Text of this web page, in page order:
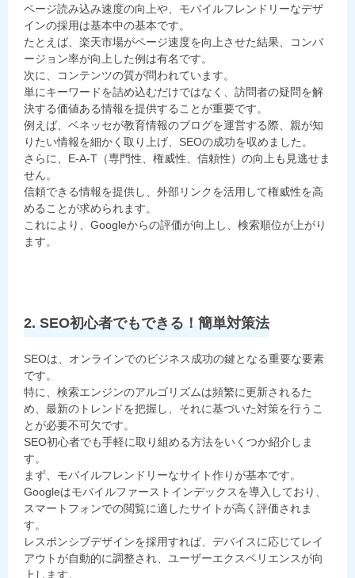
ページ読み込み速度の向上や、モバイルフレンドリーなデザ
インの採用は基本中の基本です。
たとえば、楽天市場がページ速度を向上させた結果、コンバ
ージョン率が向上した例は有名です。
次に、コンテンツの質が問われています。
単にキーワードを詰め込むだけではなく、訪問者の疑問を解
決する価値ある情報を提供することが重要です。
例えば、ベネッセが教育情報のブログを運営する際、親が知
りたい情報を細かく取り上げ、SEOの成功を収めました。
さらに、E-A-T（専門性、権威性、信頼性）の向上も見逃せま
せん。
信頼できる情報を提供し、外部リンクを活用して権威性を高
めることが求められます。
これにより、Googleからの評価が向上し、検索順位が上がり
ます。
2. SEO初心者でもできる！簡単対策法
SEOは、オンラインでのビジネス成功の鍵となる重要な要素
です。
特に、検索エンジンのアルゴリズムは頻繁に更新されるた
め、最新のトレンドを把握し、それに基づいた対策を行うこ
とが必要不可欠です。
SEO初心者でも手軽に取り組める方法をいくつか紹介しま
す。
まず、モバイルフレンドリーなサイト作りが基本です。
Googleはモバイルファーストインデックスを導入しており、
スマートフォンでの閲覧に適したサイトが高く評価されま
す。
レスポンシブデザインを採用すれば、デバイスに応じてレイ
アウトが自動的に調整され、ユーザーエクスペリエンスが向
上します。